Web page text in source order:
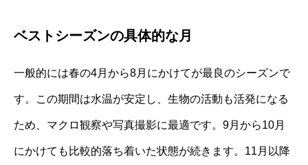
ベストシーズンの具体的な月
一般的には春の4月から8月にかけてが最良のシーズンで
す。この期間は水温が安定し、生物の活動も活発になる
ため、マクロ観察や写真撮影に最適です。9月から10月
にかけても比較的落ち着いた状態が続きます。11月以降